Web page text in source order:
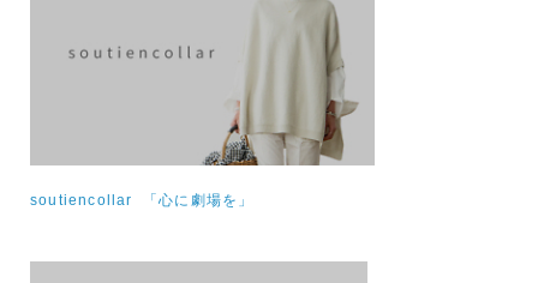
soutiencollar 「心に劇場を」